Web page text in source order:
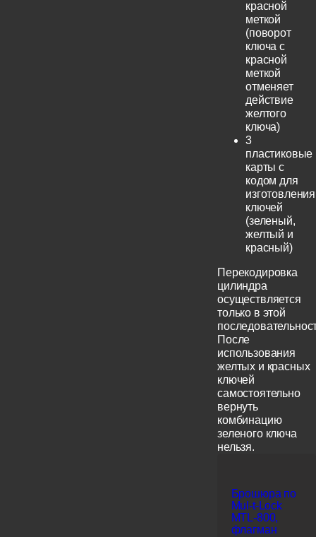
красной
меткой
(поворот
ключа с
красной
меткой
отменяет
действие
желтого
ключа)
3
пластиковые
карты с
кодом для
изготовления
ключей
(зеленый,
желтый и
красный)
Перекодировка
цилиндра
осуществляется
только в этой
После
использования
желтых и красных
ключей
самостоятельно
вернуть
комбинацию
зеленого ключа
нельзя.
Брошюра по
Mul-t-Lock
MTL-800,
флагман